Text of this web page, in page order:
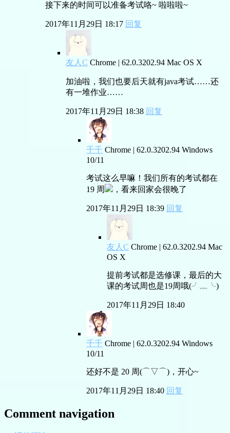
接下来的时间可以准备考试咯~ 啦啦啦~
2017年11月29日 18:17 回复
友人C Chrome | 62.0.3202.94 Mac OS X
加油啦，我们也要后天就有java考试……还
有一堆作业……
2017年11月29日 18:38 回复
千千 Chrome | 62.0.3202.94 Windows
10/11
考试这么早嘛！我们所有的考试都在
19 周
，看来回家会很晚了
2017年11月29日 18:39 回复
友人C Chrome | 62.0.3202.94 Mac
OS X
提前考试都是选修课，最后的大
课的考试周也是19周哦(╯﹏╰)
2017年11月29日 18:40
千千 Chrome | 62.0.3202.94 Windows
10/11
还好不是 20 周(⌒▽⌒)，开心~
2017年11月29日 18:40 回复
Comment navigation